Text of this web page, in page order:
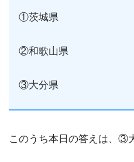
①茨城県
②和歌山県
③大分県
このうち本日の答えは、③